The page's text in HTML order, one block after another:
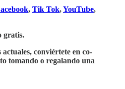
, Tik Tok,YouTube,
gratis.
conviértete en co-
tomando o regalando una